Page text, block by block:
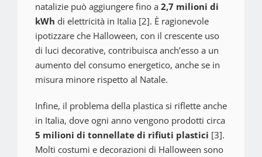
natalizie può aggiungere fino a 2,7 milioni di
kWh di elettricità in Italia [2]. È ragionevole
ipotizzare che Halloween, con il crescente uso
di luci decorative, contribuisca anch’esso a un
aumento del consumo energetico, anche se in
misura minore rispetto al Natale.
Infine, il problema della plastica si riflette anche
in Italia, dove ogni anno vengono prodotti circa
5 milioni di tonnellate di rifiuti plastici [3].
Molti costumi e decorazioni di Halloween sono